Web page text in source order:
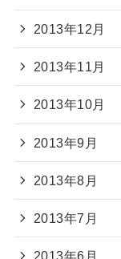
2013年12月
2013年11月
2013年10月
2013年9月
2013年8月
2013年7月
2013年6月